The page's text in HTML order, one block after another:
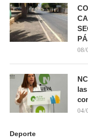
08/
04/
Deporte